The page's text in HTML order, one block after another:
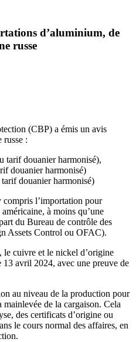
d’aluminium, de
russe
(CBP) a émis un avis
russe :
tarif douanier harmonisé),
douanier harmonisé)
douanier harmonisé)
l’importation pour
à moins qu’une
du Bureau de contrôle des
Assets Control ou OFAC).
cuivre et le nickel d’origine
avril 2024, avec une preuve de
au niveau de la production pour
de la cargaison. Cela
des certificats d’origine ou
le cours normal des affaires, en